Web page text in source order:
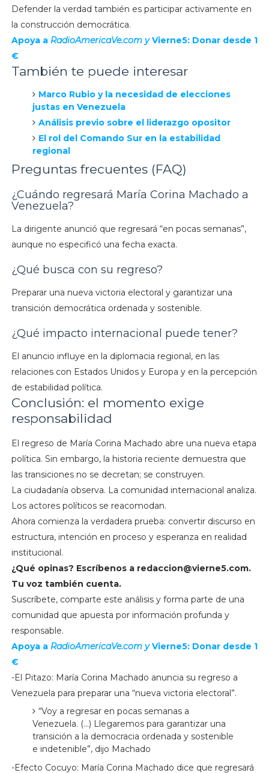
Defender la verdad también es participar activamente en
la construcción democrática.
Apoya a RadioAmericaVe.com yVierne5: Donar desde 1
€
También te puede interesar
Marco Rubio y la necesidad de elecciones
justas en Venezuela
Análisis previo sobre el liderazgo opositor
El rol del Comando Sur en la estabilidad
regional
Preguntas frecuentes (FAQ)
¿Cuándo regresará María Corina Machado a
Venezuela?
La dirigente anunció que regresará “en pocas semanas”,
aunque no especificó una fecha exacta.
¿Qué busca con su regreso?
Preparar una nueva victoria electoral y garantizar una
transición democrática ordenada y sostenible.
¿Qué impacto internacional puede tener?
El anuncio influye en la diplomacia regional, en las
relaciones con Estados Unidos y Europa y en la percepción
de estabilidad política.
Conclusión: el momento exige
responsabilidad
El regreso de María Corina Machado abre una nueva etapa
política. Sin embargo, la historia reciente demuestra que
las transiciones no se decretan; se construyen.
La ciudadanía observa. La comunidad internacional analiza.
Los actores políticos se reacomodan.
Ahora comienza la verdadera prueba: convertir discurso en
estructura, intención en proceso y esperanza en realidad
institucional.
¿Qué opinas? Escríbenos a redaccion@vierne5.com.
Tu voz también cuenta.
Suscríbete, comparte este análisis y forma parte de una
comunidad que apuesta por información profunda y
responsable.
Apoya a RadioAmericaVe.com yVierne5: Donar desde 1
€
-El Pitazo: María Corina Machado anuncia su regreso a
Venezuela para preparar una “nueva victoria electoral”.
“Voy a regresar en pocas semanas a
Venezuela. (...) Llegaremos para garantizar una
transición a la democracia ordenada y sostenible
e indetenible”, dijo Machado
-Efecto Cocuyo: María Corina Machado dice que regresará